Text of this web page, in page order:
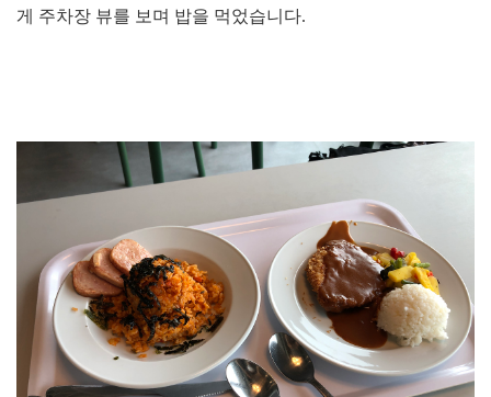
게 주차장 뷰를 보며 밥을 먹었습니다.